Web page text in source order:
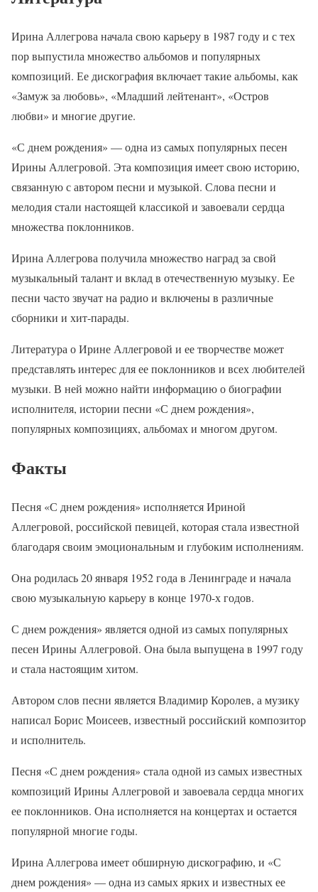
Ирина Аллегрова начала свою карьеру в 1987 году и с тех
пор выпустила множество альбомов и популярных
композиций. Ее дискография включает такие альбомы, как
«Замуж за любовь», «Младший лейтенант», «Остров
любви» и многие другие.
«С днем рождения» — одна из самых популярных песен
Ирины Аллегровой. Эта композиция имеет свою историю,
связанную с автором песни и музыкой. Слова песни и
мелодия стали настоящей классикой и завоевали сердца
множества поклонников.
Ирина Аллегрова получила множество наград за свой
музыкальный талант и вклад в отечественную музыку. Ее
песни часто звучат на радио и включены в различные
сборники и хит-парады.
Литература о Ирине Аллегровой и ее творчестве может
представлять интерес для ее поклонников и всех любителей
музыки. В ней можно найти информацию о биографии
исполнителя, истории песни «С днем рождения»,
популярных композициях, альбомах и многом другом.
Факты
Песня «С днем рождения» исполняется Ириной
Аллегровой, российской певицей, которая стала известной
благодаря своим эмоциональным и глубоким исполнениям.
Она родилась 20 января 1952 года в Ленинграде и начала
свою музыкальную карьеру в конце 1970-х годов.
С днем рождения» является одной из самых популярных
песен Ирины Аллегровой. Она была выпущена в 1997 году
и стала настоящим хитом.
Автором слов песни является Владимир Королев, а музику
написал Борис Моисеев, известный российский композитор
и исполнитель.
Песня «С днем рождения» стала одной из самых известных
композиций Ирины Аллегровой и завоевала сердца многих
ее поклонников. Она исполняется на концертах и остается
популярной многие годы.
Ирина Аллегрова имеет обширную дискографию, и «С
днем рождения» — одна из самых ярких и известных ее